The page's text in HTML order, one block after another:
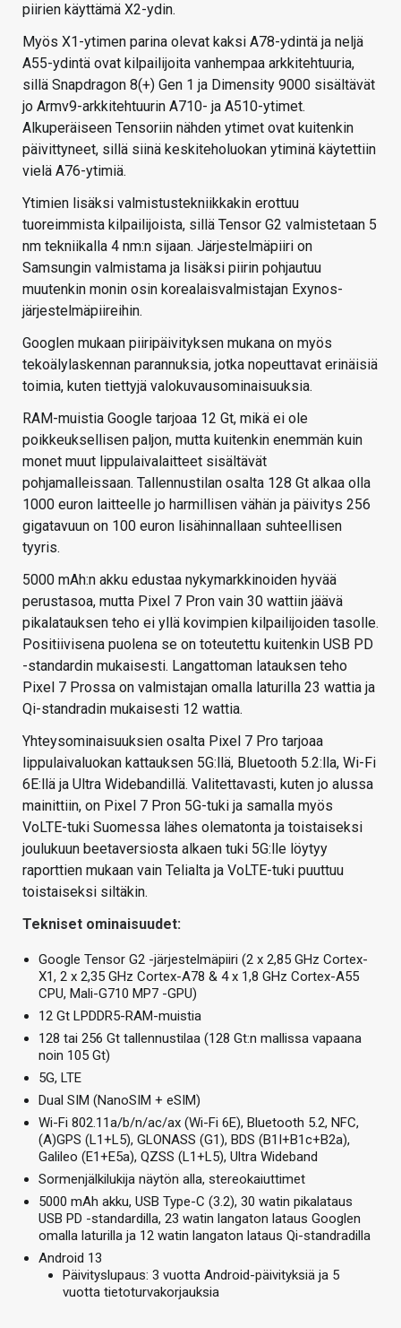
piirien käyttämä X2-ydin.
Myös X1-ytimen parina olevat kaksi A78-ydintä ja neljä
A55-ydintä ovat kilpailijoita vanhempaa arkkitehtuuria,
sillä Snapdragon 8(+) Gen 1 ja Dimensity 9000 sisältävät
jo Armv9-arkkitehtuurin A710- ja A510-ytimet.
Alkuperäiseen Tensoriin nähden ytimet ovat kuitenkin
päivittyneet, sillä siinä keskiteholuokan ytiminä käytettiin
vielä A76-ytimiä.
Ytimien lisäksi valmistustekniikkakin erottuu
tuoreimmista kilpailijoista, sillä Tensor G2 valmistetaan 5
nm tekniikalla 4 nm:n sijaan. Järjestelmäpiiri on
Samsungin valmistama ja lisäksi piirin pohjautuu
muutenkin monin osin korealaisvalmistajan Exynos-
järjestelmäpiireihin.
Googlen mukaan piiripäivityksen mukana on myös
tekoälylaskennan parannuksia, jotka nopeuttavat erinäisiä
toimia, kuten tiettyjä valokuvausominaisuuksia.
RAM-muistia Google tarjoaa 12 Gt, mikä ei ole
poikkeuksellisen paljon, mutta kuitenkin enemmän kuin
monet muut lippulaivalaitteet sisältävät
pohjamalleissaan. Tallennustilan osalta 128 Gt alkaa olla
1000 euron laitteelle jo harmillisen vähän ja päivitys 256
gigatavuun on 100 euron lisähinnallaan suhteellisen
tyyris.
5000 mAh:n akku edustaa nykymarkkinoiden hyvää
perustasoa, mutta Pixel 7 Pron vain 30 wattiin jäävä
pikalatauksen teho ei yllä kovimpien kilpailijoiden tasolle.
Positiivisena puolena se on toteutettu kuitenkin USB PD
-standardin mukaisesti. Langattoman latauksen teho
Pixel 7 Prossa on valmistajan omalla laturilla 23 wattia ja
Qi-standradin mukaisesti 12 wattia.
Yhteysominaisuuksien osalta Pixel 7 Pro tarjoaa
lippulaivaluokan kattauksen 5G:llä, Bluetooth 5.2:lla, Wi-Fi
6E:llä ja Ultra Widebandillä. Valitettavasti, kuten jo alussa
mainittiin, on Pixel 7 Pron 5G-tuki ja samalla myös
VoLTE-tuki Suomessa lähes olematonta ja toistaiseksi
joulukuun beetaversiosta alkaen tuki 5G:lle löytyy
raporttien mukaan vain Telialta ja VoLTE-tuki puuttuu
toistaiseksi siltäkin.
Tekniset ominaisuudet:
Google Tensor G2 -järjestelmäpiiri (2 x 2,85 GHz Cortex-
X1, 2 x 2,35 GHz Cortex-A78 & 4 x 1,8 GHz Cortex-A55
CPU, Mali-G710 MP7 -GPU)
12 Gt LPDDR5-RAM-muistia
128 tai 256 Gt tallennustilaa (128 Gt:n mallissa vapaana
noin 105 Gt)
5G, LTE
Dual SIM (NanoSIM + eSIM)
Wi-Fi 802.11a/b/n/ac/ax (Wi-Fi 6E), Bluetooth 5.2, NFC,
(A)GPS (L1+L5), GLONASS (G1), BDS (B1I+B1c+B2a),
Galileo (E1+E5a), QZSS (L1+L5), Ultra Wideband
Sormenjälkilukija näytön alla, stereokaiuttimet
5000 mAh akku, USB Type-C (3.2), 30 watin pikalataus
USB PD -standardilla, 23 watin langaton lataus Googlen
omalla laturilla ja 12 watin langaton lataus Qi-standradilla
Android 13
Päivityslupaus: 3 vuotta Android-päivityksiä ja 5
vuotta tietoturvakorjauksia